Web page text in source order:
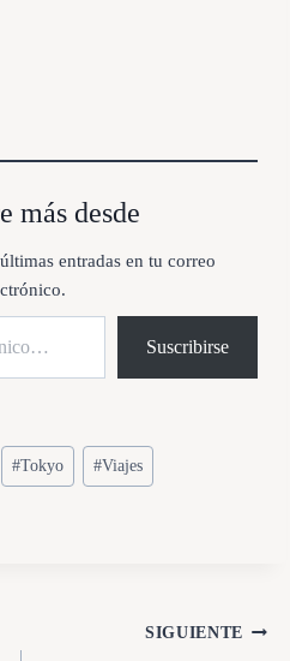
más desde
entradas en tu correo
Suscribirse
#Tokyo #Viajes
SIGUIENTE